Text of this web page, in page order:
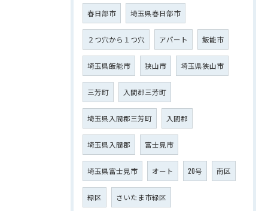
春日部市 埼玉県春日部市
２つ穴から１つ穴 アパート 飯能市
埼玉県飯能市 狭山市 埼玉県狭山市
三芳町 入間郡三芳町
埼玉県入間郡三芳町 入間郡
埼玉県入間郡 富士見市
埼玉県富士見市 オート 20号 南区
緑区 さいたま市緑区